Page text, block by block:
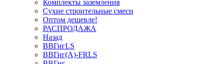
Комплекты заземления
Сухие строительные смеси
Оптом дешевле!
РАСПРОДАЖА
Назад
ВВГнгLS
ВВГнг(А)-FRLS